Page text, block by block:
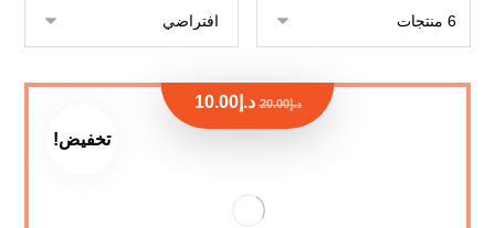
تخفيض!
د.إ20.00 د.إ10.00